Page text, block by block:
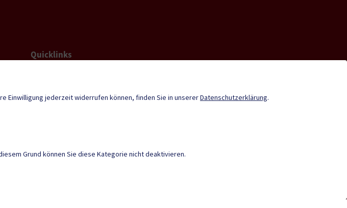
Quicklinks
Duale Zustellung
Gemeindenachrichten
Einwilligung jederzeit widerrufen können, finden Sie in unsererDatenschutzerklärung.
Grund können Sie diese Kategorie nicht deaktivieren.